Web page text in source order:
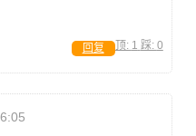
顶: 1 踩: 0
回复